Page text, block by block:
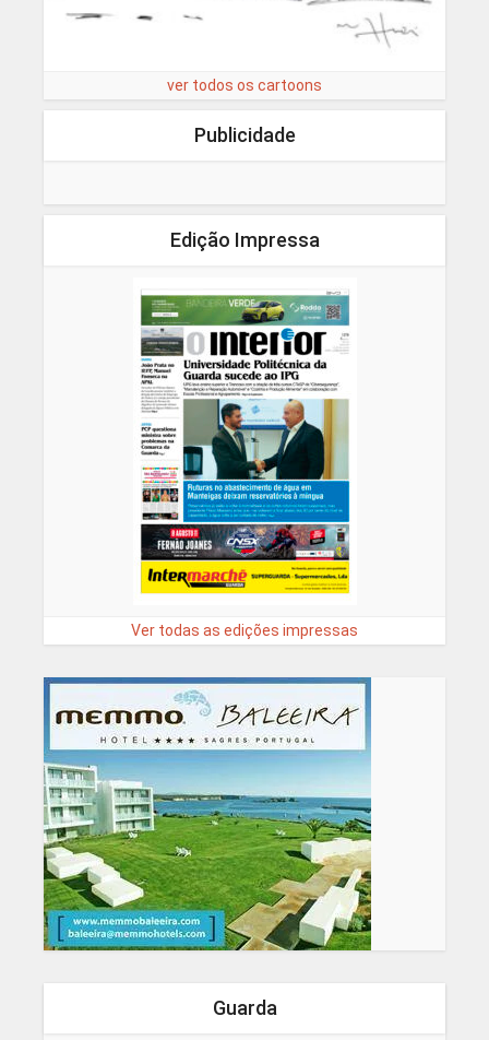
ver todos os cartoons
Publicidade
Edição Impressa
Ver todas as edições impressas
Guarda